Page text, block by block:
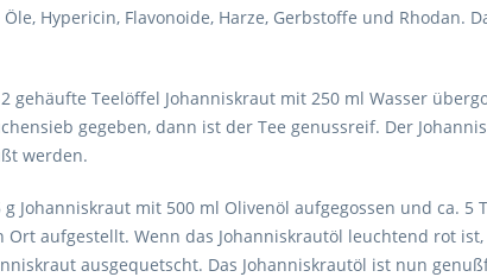
Hypericin, Flavonoide, Harze, Gerbstoffe und Rhodan.
gehäufte Teelöffel Johanniskraut mit 250 ml Wasser
gegeben, dann ist der Tee genussreif. Der
werden.
Johanniskraut mit 500 ml Olivenöl aufgegossen und ca.
aufgestellt. Wenn das Johanniskrautöl leuchtend rot
ausgequetscht. Das Johanniskrautöl ist nun